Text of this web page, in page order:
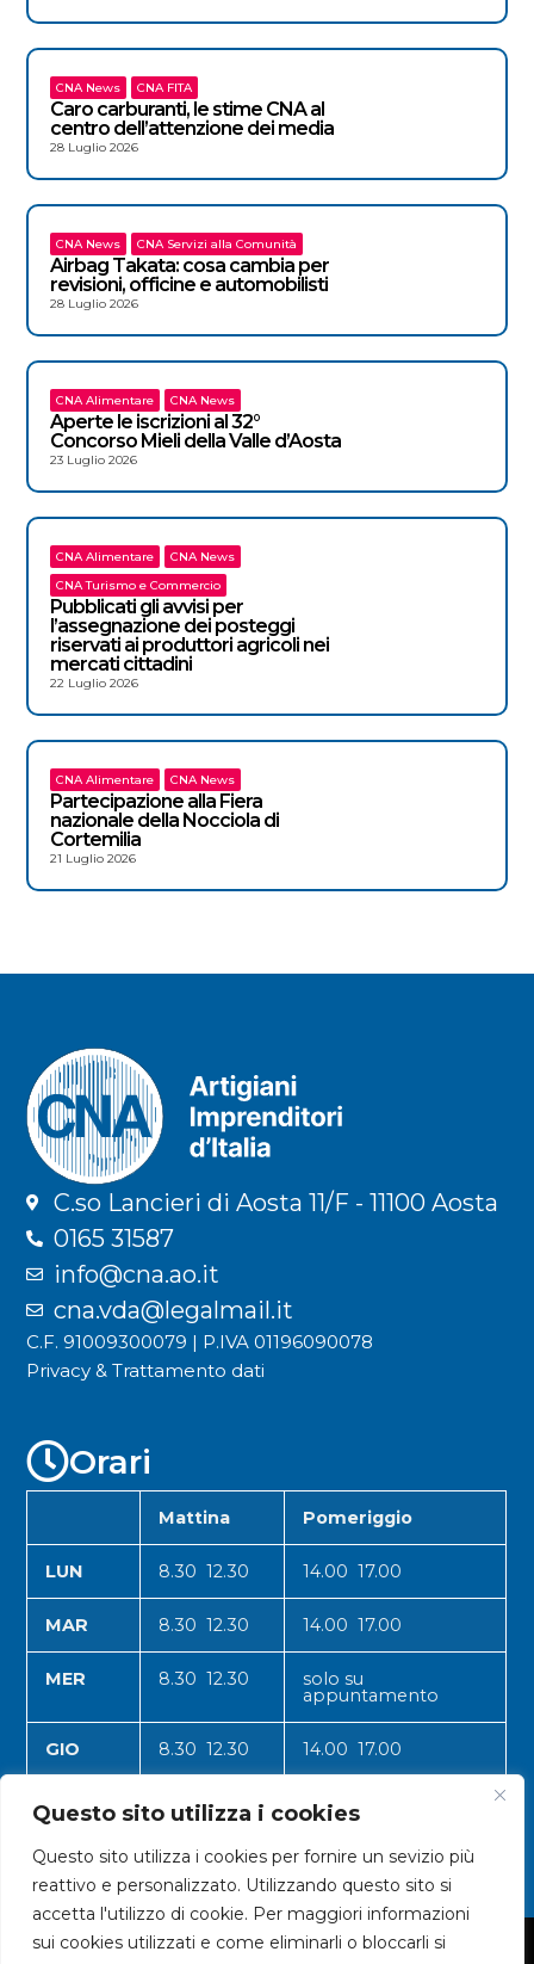
Questo sito utilizza i cookies
Questo sito utilizza i cookies per fornire un sevizio più
reattivo e personalizzato. Utilizzando questo sito si
accetta l'utilizzo di cookie. Per maggiori informazioni
sui cookies utilizzati e come eliminarli o bloccarli si
CNA News CNA FITA
Caro carburanti, le stime CNA al
centro dell’attenzione dei media
28 Luglio 2026
CNA News CNA Servizi alla Comunità
Airbag Takata: cosa cambia per
revisioni, officine e automobilisti
28 Luglio 2026
CNA Alimentare CNA News
Aperte le iscrizioni al 32°
Concorso Mieli della Valle d’Aosta
23 Luglio 2026
CNA Alimentare
CNA News
CNA Turismo e Commercio
Pubblicati gli avvisi per
l’assegnazione dei posteggi
riservati ai produttori agricoli nei
mercati cittadini
22 Luglio 2026
CNA Alimentare CNA News
Partecipazione alla Fiera
nazionale della Nocciola di
Cortemilia
21 Luglio 2026
C.so Lancieri di Aosta 11/F - 11100 Aosta
0165 31587
info@cna.ao.it
cna.vda@legalmail.it
C.F. 91009300079 | P.IVA 01196090078
Privacy & Trattamento dati
Orari
Mattina Pomeriggio
LUN 8.30 12.30 14.00 17.00
MAR 8.30 12.30 14.00 17.00
MER 8.30 12.30 solo su
appuntamento
GIO 8.30 12.30 14.00 17.00
VEN 8.30 12.30 14.00 17.00